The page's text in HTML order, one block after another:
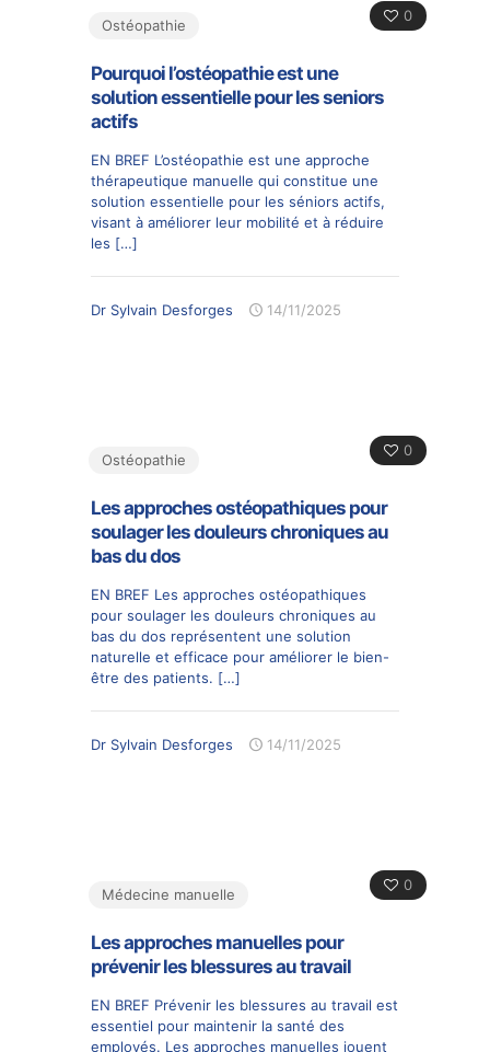
0
Ostéopathie
Pourquoi l’ostéopathie est une
solution essentielle pour les seniors
actifs
EN BREF L’ostéopathie est une approche
thérapeutique manuelle qui constitue une
solution essentielle pour les séniors actifs,
visant à améliorer leur mobilité et à réduire
les […]
Dr Sylvain Desforges 14/11/2025
0
Ostéopathie
Les approches ostéopathiques pour
soulager les douleurs chroniques au
bas du dos
EN BREF Les approches ostéopathiques
pour soulager les douleurs chroniques au
bas du dos représentent une solution
naturelle et efficace pour améliorer le bien-
être des patients. […]
Dr Sylvain Desforges 14/11/2025
0
Médecine manuelle
Les approches manuelles pour
prévenir les blessures au travail
EN BREF Prévenir les blessures au travail est
essentiel pour maintenir la santé des
employés. Les approches manuelles jouent